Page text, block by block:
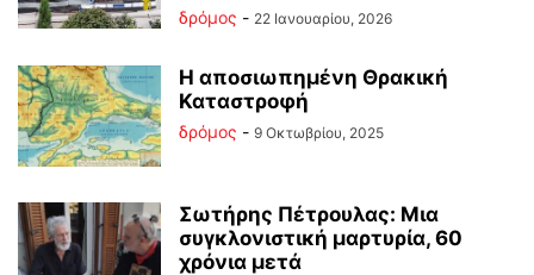
δρόμος - 22 Ιανουαρίου, 2026
Η αποσιωπημένη Θρακική
Καταστροφή
δρόμος - 9 Οκτωβρίου, 2025
Σωτήρης Πέτρουλας: Μια
συγκλονιστική μαρτυρία, 60
χρόνια μετά